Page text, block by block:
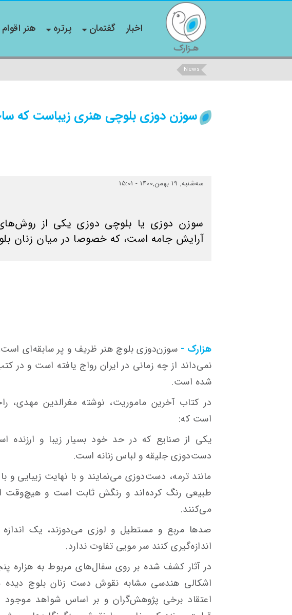
اخبار گفتمان پرتره هنر اقوام
News
سوزن دوزی بلوچی هنری زیباست که
ﺳﻪشنبه, 19 بهمن,1400 - 15:01
سوزن دوزی یا بلوچی دوزی یکی از
آرایش جامه است، که خصوصا در میان زنان
هزارک - سوزن‌دوزی بلوچ هنر ظریف و پر سابقه‌ای
نمی‌داند از چه زمانی در ایران رواج یافته است و در
شده است.
در کتاب آخرین ماموریت، نوشته مغرالدین مهدی،
است که:
یکی از صنایع که در حد خود بسیار زیبا و
دست‌دوزی جلیقه و لباس زنانه است.
مانند ترمه، دست‌دوزی می‌نمایند و با نهایت زیبایی و
طبیعی رنگ کرده‌اند و رنگش ثابت است و هیچ‌وقت
می‌کنند.
صدها مربع و مستطیل و لوزی می‌دوزند، یک اندازه
اندازه‌گیری کنند سر مویی تفاوت ندارد.
در آثار کشف شده بر روی سفال‌های مربوط به هزاره
اشکالی هندسی مشابه نقوش دست زنان بلوچ
اعتقاد برخی پژوهش‌گران و بر اساس شواهد